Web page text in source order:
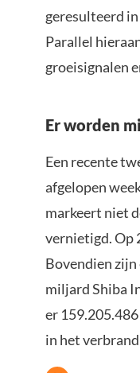
geresulteerd
Parallel
groeisignalen
Er worden
Een recente
afgelopen
markeert niet
vernietigd. Op
Bovendien zijn
miljard Shiba
er
in het